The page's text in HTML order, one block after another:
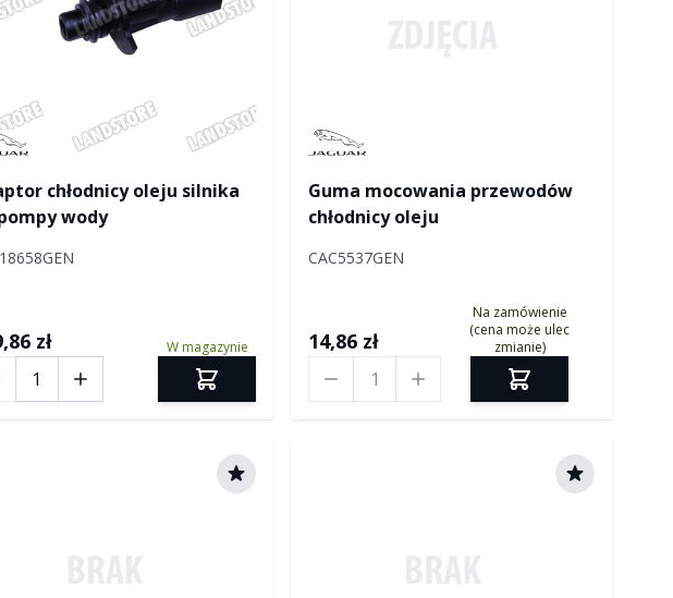
by Jaguar
chłodnicy oleju silnika
wody
zł W magazynie
Manufactured by Jaguar
Guma mocowania przewodów
chłodnicy oleju
CAC5537GEN
14,86 zł
Na zamówienie
(cena może ulec
zmianie)